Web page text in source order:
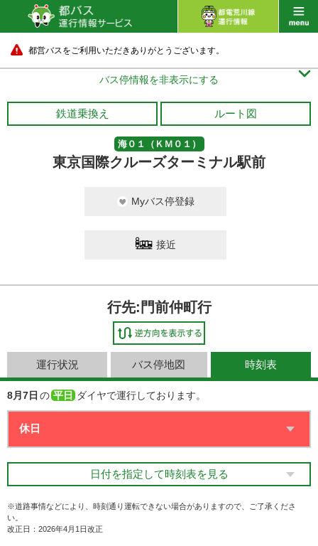
都営バスをご利用いただきありがとうございます。
バス停情報を非表示にする 
鉄道乗換え ルート図
海０１（ＫＭ０１）
東京国際クルーズターミナル駅前
Myバス停登録
接近
行先:門前仲町行
運行状況 バス停地図 時刻表
8月7日 の 平日 ダイヤで運行しております。
日付を指定して時刻表を見る
※道路事情などにより、時刻通り運転できない場合がありますので、ご了承くださ
い。
改正日：2026年4月1日改正